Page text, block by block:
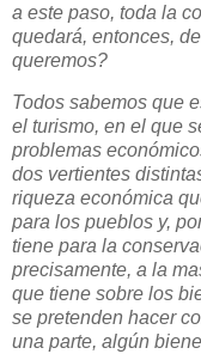
a este paso, toda la
quedará, entonces,
queremos?
Todos sabemos que
el turismo, en el que
problemas
dos vertientes
riqueza económica
para los pueblos y,
tiene para la
precisamente, a la
que tiene sobre los
se pretenden hacer
una parte, algún